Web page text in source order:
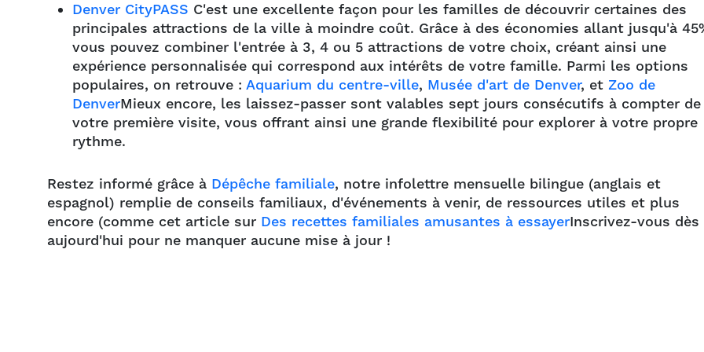
Denver CityPASS C'est une excellente façon pour les familles de découvrir certaines des
principales attractions de la ville à moindre coût. Grâce à des économies allant jusqu'à
vous pouvez combiner l'entrée à 3, 4 ou 5 attractions de votre choix, créant ainsi une
expérience personnalisée qui correspond aux intérêts de votre famille. Parmi les options
populaires, on retrouve : Aquarium du centre-ville, Musée d'art de Denver, et Zoo de
DenverMieux encore, les laissez-passer sont valables sept jours consécutifs à compter de
votre première visite, vous offrant ainsi une grande flexibilité pour explorer à votre propre
rythme.
Restez informé grâce à Dépêche familiale, notre infolettre mensuelle bilingue (anglais et
espagnol) remplie de conseils familiaux, d'événements à venir, de ressources utiles et plus
encore (comme cet article sur Des recettes familiales amusantes à essayerInscrivez-vous dès
aujourd'hui pour ne manquer aucune mise à jour !